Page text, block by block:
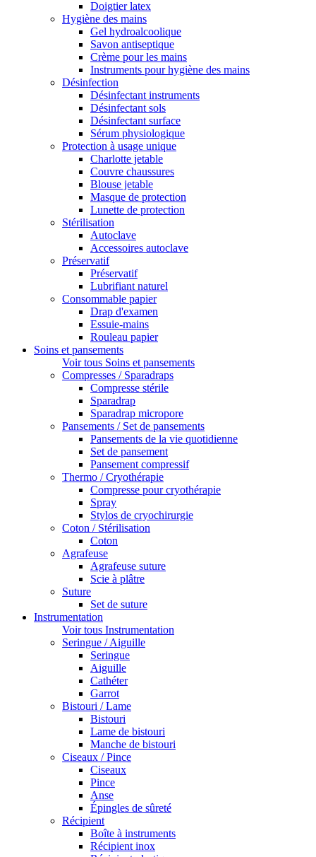
Doigtier latex
Hygiène des mains
Gel hydroalcoolique
Savon antiseptique
Crème pour les mains
Instruments pour hygiène des mains
Désinfection
Désinfectant instruments
Désinfectant sols
Désinfectant surface
Sérum physiologique
Protection à usage unique
Charlotte jetable
Couvre chaussures
Blouse jetable
Masque de protection
Lunette de protection
Stérilisation
Autoclave
Accessoires autoclave
Préservatif
Préservatif
Lubrifiant naturel
Consommable papier
Drap d'examen
Essuie-mains
Rouleau papier
Soins et pansements
Voir tous Soins et pansements
Compresses / Sparadraps
Compresse stérile
Sparadrap
Sparadrap micropore
Pansements / Set de pansements
Pansements de la vie quotidienne
Set de pansement
Pansement compressif
Thermo / Cryothérapie
Compresse pour cryothérapie
Spray
Stylos de cryochirurgie
Coton / Stérilisation
Coton
Agrafeuse
Agrafeuse suture
Scie à plâtre
Suture
Set de suture
Instrumentation
Voir tous Instrumentation
Seringue / Aiguille
Seringue
Aiguille
Cathéter
Garrot
Bistouri / Lame
Bistouri
Lame de bistouri
Manche de bistouri
Ciseaux / Pince
Ciseaux
Pince
Anse
Épingles de sûreté
Récipient
Boîte à instruments
Récipient inox